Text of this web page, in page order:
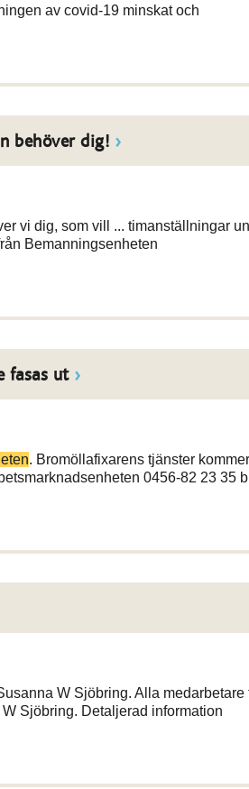
av covid-19 minskat och
behöver dig!
vi dig, som vill ... timanställningar
Bemanningsenheten
fasas ut
. Bromöllafixarens tjänster
0456-82 23 35
W Sjöbring. Alla medarbetare
Sjöbring. Detaljerad information